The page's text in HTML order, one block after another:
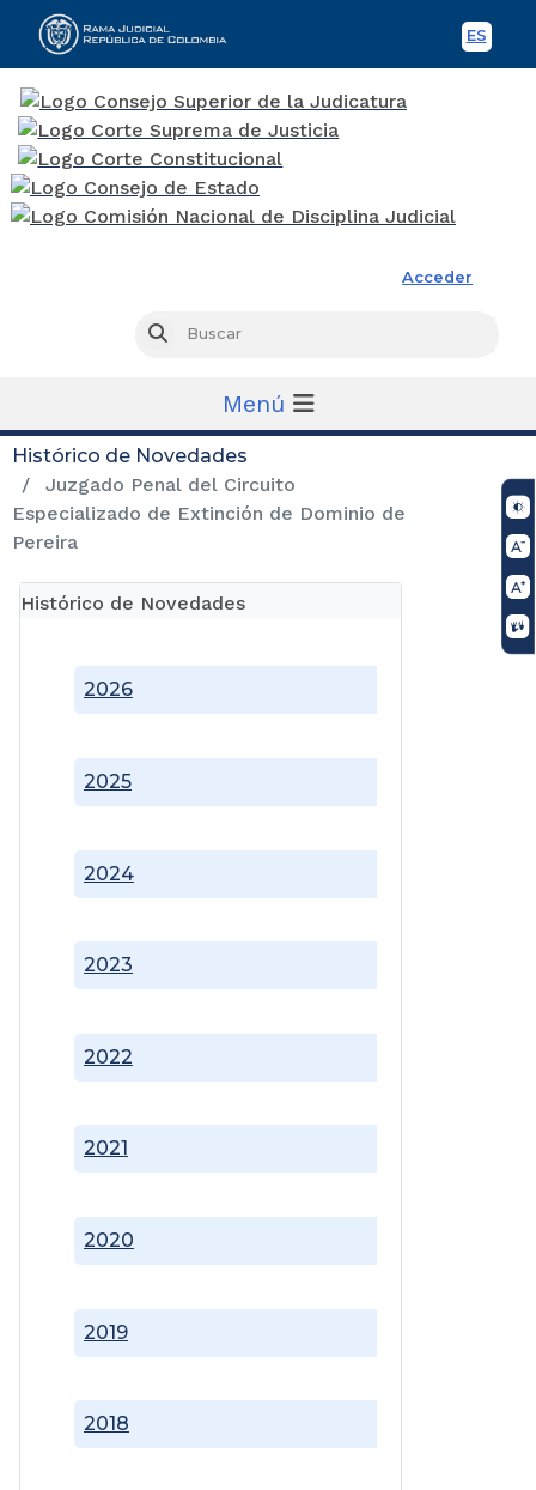
ES
Acceder
Buscar
Menú
Histórico de Novedades
Juzgado Penal del Circuito
Especializado de Extinción de Dominio de
Pereira
Histórico de Novedades
2018
2019
2020
2021
2022
2023
2024
2025
2026